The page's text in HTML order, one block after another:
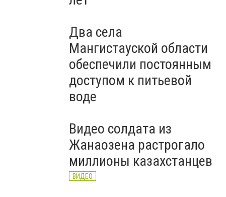
Два села
Мангистауской области
обеспечили постоянным
доступом к питьевой
воде
Видео солдата из
Жанаозена растрогало
миллионы казахстанцев
ВИДЕО